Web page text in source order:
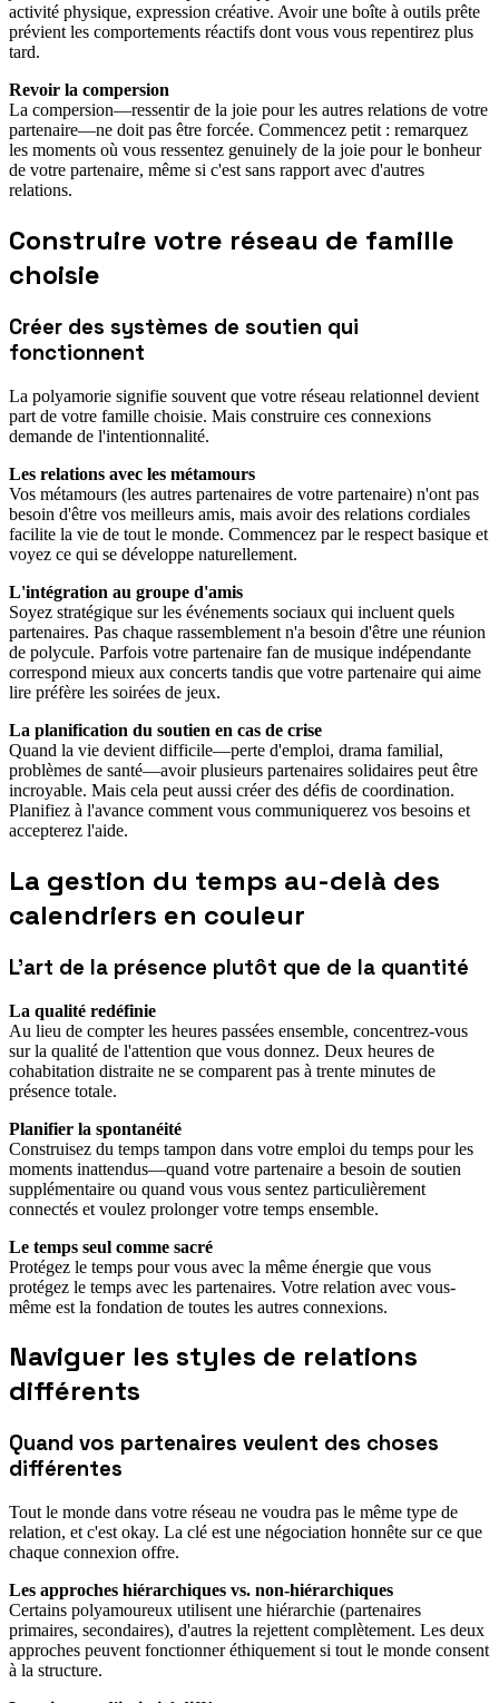
activité physique, expression créative. Avoir une boîte à outils prête
prévient les comportements réactifs dont vous vous repentirez plus
tard.
Revoir la compersion
La compersion—ressentir de la joie pour les autres relations de votre
partenaire—ne doit pas être forcée. Commencez petit : remarquez
les moments où vous ressentez genuinely de la joie pour le bonheur
de votre partenaire, même si c'est sans rapport avec d'autres
relations.
Construire votre réseau de famille
choisie
Créer des systèmes de soutien qui
fonctionnent
La polyamorie signifie souvent que votre réseau relationnel devient
part de votre famille choisie. Mais construire ces connexions
demande de l'intentionnalité.
Les relations avec les métamours
Vos métamours (les autres partenaires de votre partenaire) n'ont pas
besoin d'être vos meilleurs amis, mais avoir des relations cordiales
facilite la vie de tout le monde. Commencez par le respect basique et
voyez ce qui se développe naturellement.
L'intégration au groupe d'amis
Soyez stratégique sur les événements sociaux qui incluent quels
partenaires. Pas chaque rassemblement n'a besoin d'être une réunion
de polycule. Parfois votre partenaire fan de musique indépendante
correspond mieux aux concerts tandis que votre partenaire qui aime
lire préfère les soirées de jeux.
La planification du soutien en cas de crise
Quand la vie devient difficile—perte d'emploi, drama familial,
problèmes de santé—avoir plusieurs partenaires solidaires peut être
incroyable. Mais cela peut aussi créer des défis de coordination.
Planifiez à l'avance comment vous communiquerez vos besoins et
accepterez l'aide.
La gestion du temps au-delà des
calendriers en couleur
L'art de la présence plutôt que de la quantité
La qualité redéfinie
Au lieu de compter les heures passées ensemble, concentrez-vous
sur la qualité de l'attention que vous donnez. Deux heures de
cohabitation distraite ne se comparent pas à trente minutes de
présence totale.
Planifier la spontanéité
Construisez du temps tampon dans votre emploi du temps pour les
moments inattendus—quand votre partenaire a besoin de soutien
supplémentaire ou quand vous vous sentez particulièrement
connectés et voulez prolonger votre temps ensemble.
Le temps seul comme sacré
Protégez le temps pour vous avec la même énergie que vous
protégez le temps avec les partenaires. Votre relation avec vous-
même est la fondation de toutes les autres connexions.
Naviguer les styles de relations
différents
Quand vos partenaires veulent des choses
différentes
Tout le monde dans votre réseau ne voudra pas le même type de
relation, et c'est okay. La clé est une négociation honnête sur ce que
chaque connexion offre.
Les approches hiérarchiques vs. non-hiérarchiques
Certains polyamoureux utilisent une hiérarchie (partenaires
primaires, secondaires), d'autres la rejettent complètement. Les deux
approches peuvent fonctionner éthiquement si tout le monde consent
à la structure.